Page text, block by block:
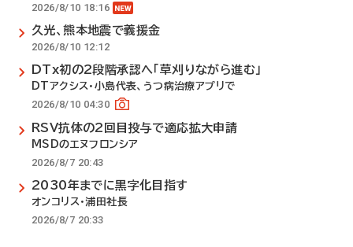
2026/8/10 18:16
久光、熊本地震で義援金
2026/8/10 12:12
DTx初の2段階承認へ「草刈りながら進む」
DTアクシス・小島代表、うつ病治療アプリで
2026/8/10 04:30
RSV抗体の2回目投与で適応拡大申請
MSDのエヌフロンシア
2026/8/7 20:43
2030年までに黒字化目指す
オンコリス・浦田社長
2026/8/7 20:33